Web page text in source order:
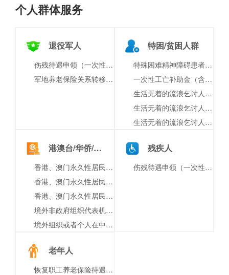
个人群体服务
退役军人
伤残待遇申领（一次性伤残补助金、伤残津贴和生活护理费）
军地养老保险关系转移接续申请
特困/贫困人群
特殊困难精神障碍患者救治、救助、康复、护理和照料服务
一次性工亡补助金（含生活困难，预支50%确认）、丧葬补助金申领
生活无着的流浪乞讨人员离站管理
生活无着的流浪乞讨人员街面救助
生活无着的流浪乞讨人员源头治理
港澳台/华侨/境外人员
香港、澳门永久性居民中的中国居民申请在内地从事律师职业核准-申请执业许可
香港、澳门永久性居民中的中国居民申请在内地从事律师职业核准-变更执业许可
香港、澳门永久性居民中的中国居民申请在内地从事律师职业核准-注销执业许可
境外非政府组织代表机构注销登记
境外组织或者个人在中华人民共和国境内进行非物质文化遗产调查的审批
残疾人
伤残待遇申领（一次性伤残补助金、伤残津贴和生活护理费）
老年人
恢复职工养老保险待遇申请